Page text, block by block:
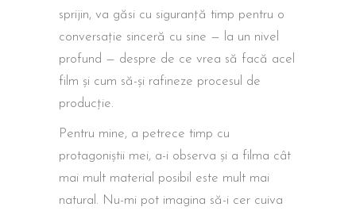
sprijin, va găsi cu siguranță timp pentru o
conversație sinceră cu sine — la un nivel
profund — despre de ce vrea să facă acel
film și cum să-și rafineze procesul de
producție.
Pentru mine, a petrece timp cu
protagoniștii mei, a-i observa și a filma cât
mai mult material posibil este mult mai
natural. Nu-mi pot imagina să-i cer cuiva